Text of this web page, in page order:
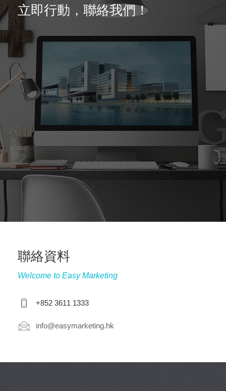
立即行動，聯絡我們！
-->
聯絡資料
Welcome to Easy Marketing
+852 3611 1333
info@easymarketing.hk